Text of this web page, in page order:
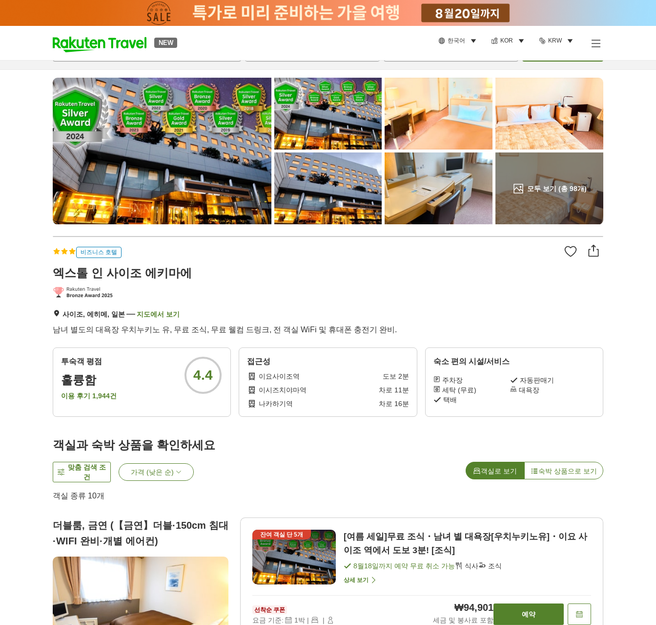
NEW 한국어 KOR KRW
t
p
a
g
e
_
s
e
r
h
모두 보기 (총 98개)
개요객실 & 숙박 상품이용 후기 하이라이트
비즈니스 호텔
엑스톨 인 사이조 에키마에
사이조, 에히메, 일본 지도에서 보기
남녀 별도의 대욕장 우치누키노 유, 무료 조식, 무료 웰컴 드링크, 전 객실 WiFi 및 휴대폰 충전기 완비.
투숙객 평점
훌륭함
이용 후기 1,944건
4.4
접근성
이요사이조역 도보 2분
이시즈치야마역
차로 11분
나카하기역
차로 16분
숙소 편의 시설/서비스
주차장
자동판매기
세탁 (무료)
대욕장
택배
객실과 숙박 상품을 확인하세요
맞춤 검색 조
건
가격 (낮은 순) 객실로 보기 숙박 상품으로 보기
객실 종류 10개
더블룸, 금연 (【금연】더블·150cm 침대
·WIFI 완비·개별 에어컨)
잔여 객실 단5개
[여름 세일]무료 조식・남녀 별 대욕장[우치누키노유]・이요 사
이조 역에서 도보 3분! [조식]
8월18일까지 예약 무료 취소 가능 식사 조식
상세 보기
선착순 쿠폰
요금 기준: 1박 | |
₩94,901
세금 및 봉사료 포함
예약